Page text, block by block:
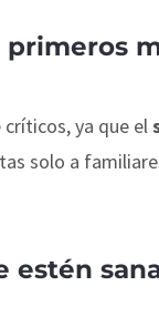
ya que el
solo a
estén